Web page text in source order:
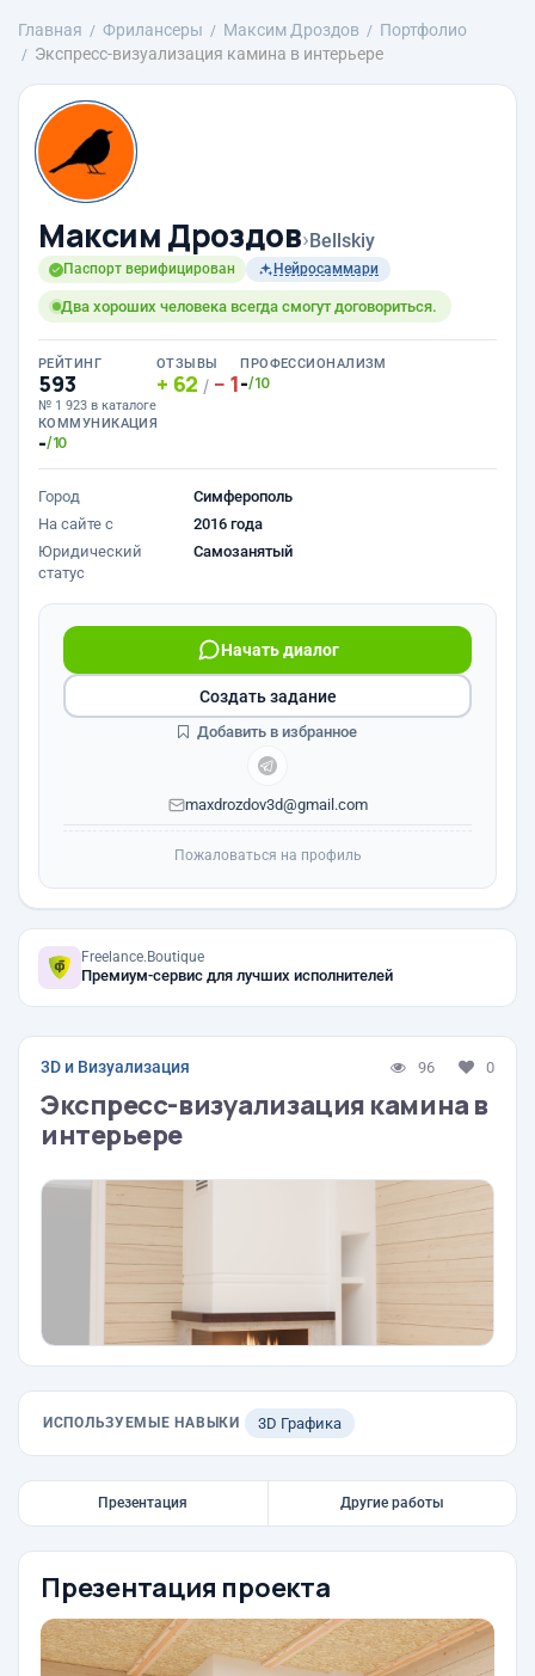
Главная Фрилансеры Максим Дроздов
Портфолио
Экспресс-визуализация камина в интерьере
Максим Дроздов›Bellskiy
Паспорт верифицирован Нейросаммари
Два хороших человека всегда смогут договориться.
РЕЙТИНГ
593
№ 1 923 в каталоге
ОТЗЫВЫ
62 / 1
ПРОФЕССИОНАЛИЗМ
-/10
КОММУНИКАЦИЯ
-/10
Город
Симферополь
На сайте с
2016 года
Юридический
статус
Самозанятый
Начать диалог
maxdrozdov3d@gmail.com
Создать задание
Добавить в избранное
Пожаловаться на профиль
Freelance.Boutique
Премиум-сервис для лучших исполнителей
3D и Визуализация 96 0
Экспресс-визуализация камина в
интерьере
ИСПОЛЬЗУЕМЫЕ НАВЫКИ 3D Графика
Презентация Другие работы
Презентация проекта